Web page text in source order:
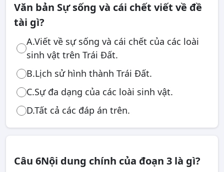
Văn bản Sự sống và cái chết viết về đề
tài gì?
A.Viết về sự sống và cái chết của các loài
sinh vật trên Trái Đất.
B.Lịch sử hình thành Trái Đất.
C.Sự đa dạng của các loài sinh vật.
D.Tất cả các đáp án trên.
Câu 6Nội dung chính của đoạn 3 là gì?